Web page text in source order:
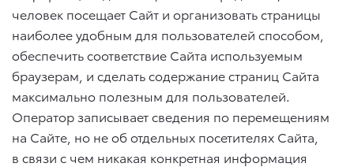
человек посещает Сайт и организовать страницы
наиболее удобным для пользователей способом,
обеспечить соответствие Сайта используемым
браузерам, и сделать содержание страниц Сайта
максимально полезным для пользователей.
Оператор записывает сведения по перемещениям
на Сайте, но не об отдельных посетителях Сайта,
в связи с чем никакая конкретная информация